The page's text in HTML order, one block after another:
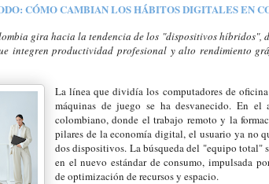
CÓMO CAMBIAN LOS HÁBITOS DIGITALES EN
gira hacia la tendencia de los "dispositivos híbridos",
integren productividad profesional y alto rendimiento
La línea que dividía los computadores de
máquinas de juego se ha desvanecido. En el
colombiano, donde el trabajo remoto y la
pilares de la economía digital, el usuario ya no
dos dispositivos. La búsqueda del "equipo total"
en el nuevo estándar de consumo, impulsada
de optimización de recursos y espacio.